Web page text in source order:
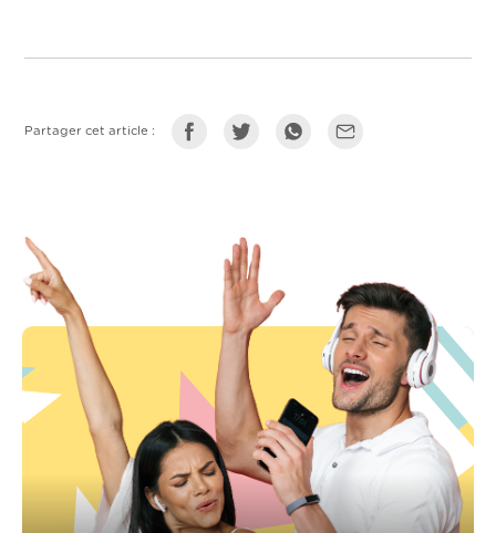
Partager cet article :